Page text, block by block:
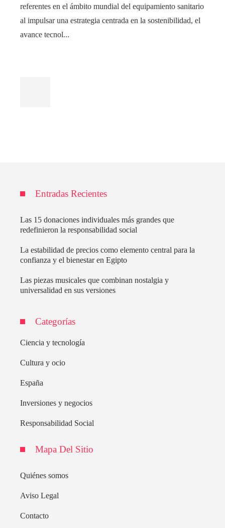
referentes en el ámbito mundial del equipamiento sanitario
al impulsar una estrategia centrada en la sostenibilidad, el
avance tecnol...
Entradas Recientes
Las 15 donaciones individuales más grandes que
redefinieron la responsabilidad social
La estabilidad de precios como elemento central para la
confianza y el bienestar en Egipto
Las piezas musicales que combinan nostalgia y
universalidad en sus versiones
Categorías
Ciencia y tecnología
Cultura y ocio
España
Inversiones y negocios
Responsabilidad Social
Mapa Del Sitio
Quiénes somos
Aviso Legal
Contacto